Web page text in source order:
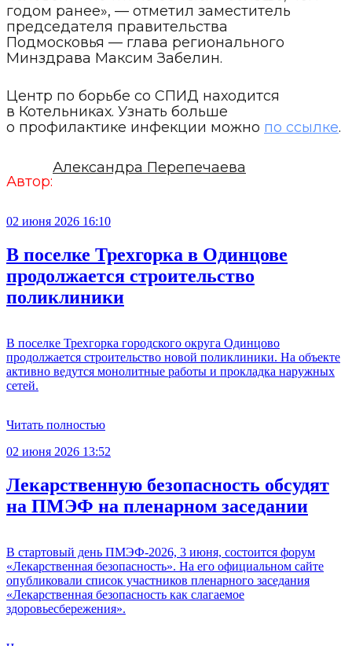
годом ранее», — отметил заместитель
председателя правительства
Подмосковья — глава регионального
Минздрава Максим Забелин.
Центр по борьбе со СПИД находится
в Котельниках. Узнать больше
о профилактике инфекции можно по ссылке.
Автор:
Александра Перепечаева
02 июня 2026 16:10
В поселке Трехгорка в Одинцове
продолжается строительство
поликлиники
В поселке Трехгорка городского округа Одинцово
продолжается строительство новой поликлиники. На объекте
активно ведутся монолитные работы и прокладка наружных
сетей.
Читать полностью
02 июня 2026 13:52
Лекарственную безопасность обсудят
на ПМЭФ на пленарном заседании
В стартовый день ПМЭФ-2026, 3 июня, состоится форум
«Лекарственная безопасность». На его официальном сайте
опубликовали список участников пленарного заседания
«Лекарственная безопасность как слагаемое
здоровьесбережения».